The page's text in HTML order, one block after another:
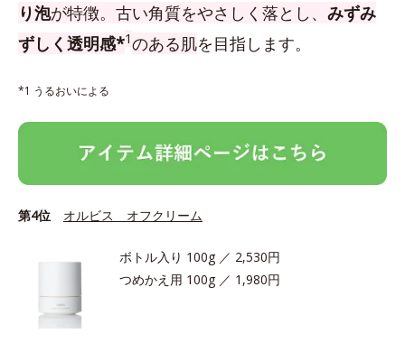
り泡が特徴。古い角質をやさしく落とし、 みずみ
ずしく透明感*1のある肌を目指します。
*1 うるおいによる
第4位 オルビス オフクリーム
ボトル入り 100g ／ 2,530円
つめかえ用 100g ／ 1,980円